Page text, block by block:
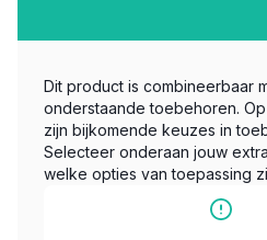
Dit product is combineerbaar
onderstaande toebehoren.
zijn bijkomende keuzes in
Selecteer onderaan jouw
welke opties van toepassing